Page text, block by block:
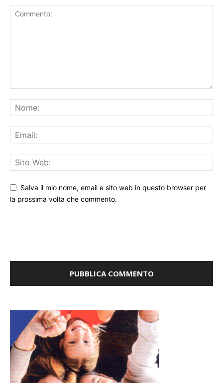
Salva il mio nome, email e sito web in questo browser per
la prossima volta che commento.